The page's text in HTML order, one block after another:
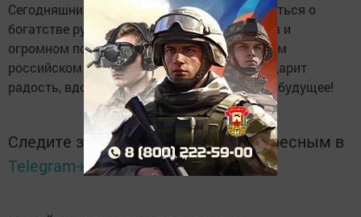
Сегодняшний праздник — это повод задуматься о
богатстве русской души, силе русского духа и
огромном потенциале, заложенном в каждом
российском сердце. Пусть День России подарит
радость, вдохновение и надежду на лучшее будущее!
Следите за самым важным и интересным в
Telegram-каналеТатмедиа